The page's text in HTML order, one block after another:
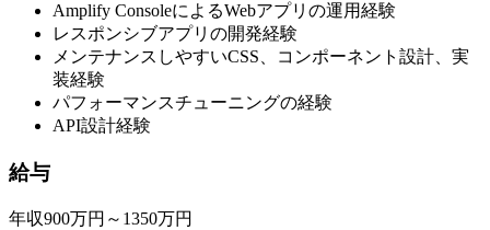
Amplify ConsoleによるWebアプリの運用経験
レスポンシブアプリの開発経験
メンテナンスしやすいCSS、コンポーネント設計、実
装経験
パフォーマンスチューニングの経験
API設計経験
給与
年収900万円～1350万円